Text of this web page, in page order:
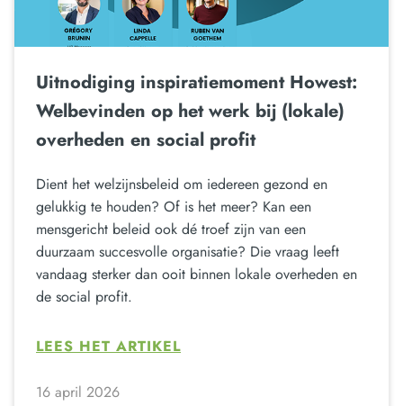
Uitnodiging inspiratiemoment Howest:
Welbevinden op het werk bij (lokale)
overheden en social profit
Dient het welzijnsbeleid om iedereen gezond en
gelukkig te houden? Of is het meer? Kan een
mensgericht beleid ook dé troef zijn van een
duurzaam succesvolle organisatie? Die vraag leeft
vandaag sterker dan ooit binnen lokale overheden en
de social profit.
LEES HET ARTIKEL
16 april 2026